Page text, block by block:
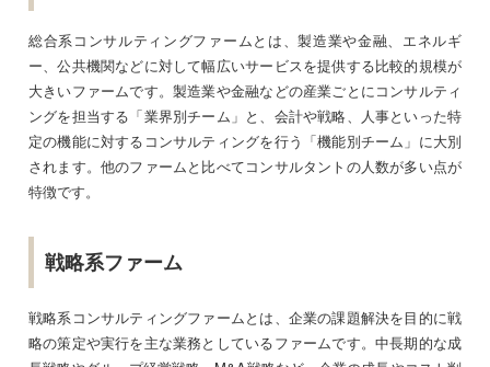
総合系コンサルティングファームとは、製造業や金融、エネルギ
ー、公共機関などに対して幅広いサービスを提供する比較的規模が
大きいファームです。製造業や金融などの産業ごとにコンサルティ
ングを担当する「業界別チーム」と、会計や戦略、人事といった特
定の機能に対するコンサルティングを行う「機能別チーム」に大別
されます。他のファームと比べてコンサルタントの人数が多い点が
特徴です。
戦略系ファーム
戦略系コンサルティングファームとは、企業の課題解決を目的に戦
略の策定や実行を主な業務としているファームです。中長期的な成